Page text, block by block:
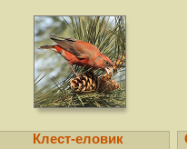
Клест-еловик